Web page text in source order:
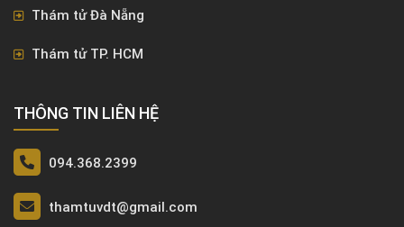
VĂN PHÒNG ​THÁM TỬ
Thám tử Hải Phòng
Thám tử TP. HCM
THÔNG TIN LIÊN HỆ